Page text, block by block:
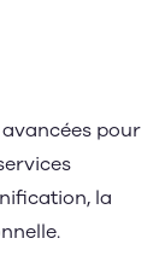
pour
la